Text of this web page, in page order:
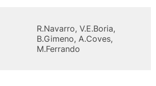
R.Navarro, V.E.Boria,
B.Gimeno, A.Coves,
M.Ferrando